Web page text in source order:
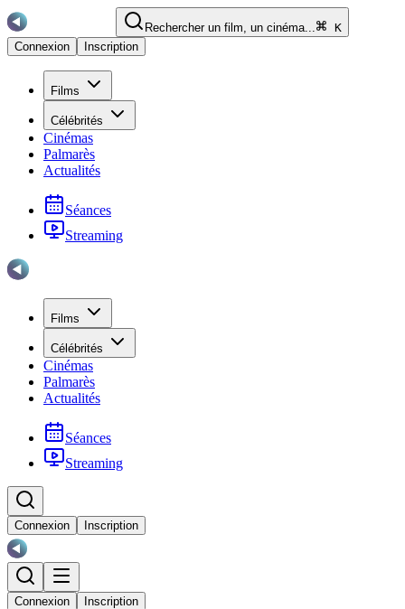
Rechercher un film, un cinéma...
K
Connexion
Inscription
Films
Célébrités
Cinémas
Palmarès
Actualités
Séances
Streaming
Films
Célébrités
Cinémas
Palmarès
Actualités
Séances
Streaming
Connexion Inscription
Connexion Inscription